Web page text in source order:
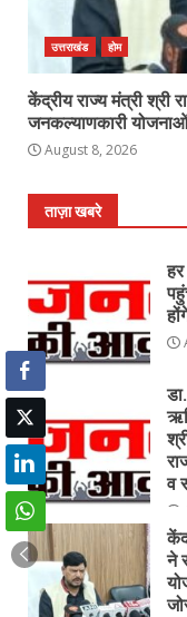
उत्तराखंड होम
केंद्रीय राज्य मंत्री श्री
जनकल्याणकारी
August 8, 2026
ताज़ा खबरे
व
ने